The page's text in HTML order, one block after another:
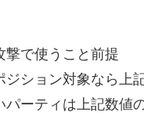
で使うこと前提
ション対象なら上
ーティは上記数値